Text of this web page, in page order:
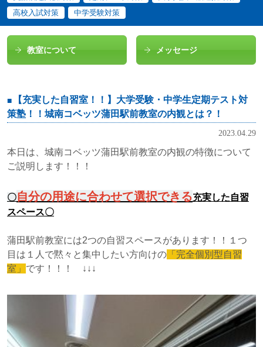
高校入試対策
中学受験対策
教室について メッセージ
【充実した自習室！！】大学受験・中学生定期テスト対
策塾！！城南コベッツ蒲田駅前教室の内観とは？！
2023.04.29
本日は、城南コベッツ蒲田駅前教室の内観の特徴について
ご説明します！！！
〇自分の用途に合わせて選択できる充実した自習
スペース〇
蒲田駅前教室には2つの自習スペースがあります！！１つ
目は１人で黙々と集中したい方向けの 「完全個別型自習
室」 です！！！ ↓↓↓